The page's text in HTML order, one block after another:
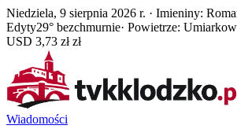
Niedziela, 9 sierpnia 2026 r. · Imieniny:
Edyty29° bezchmurnie· Powietrze:
USD 3,73 zł zł
Wiadomości